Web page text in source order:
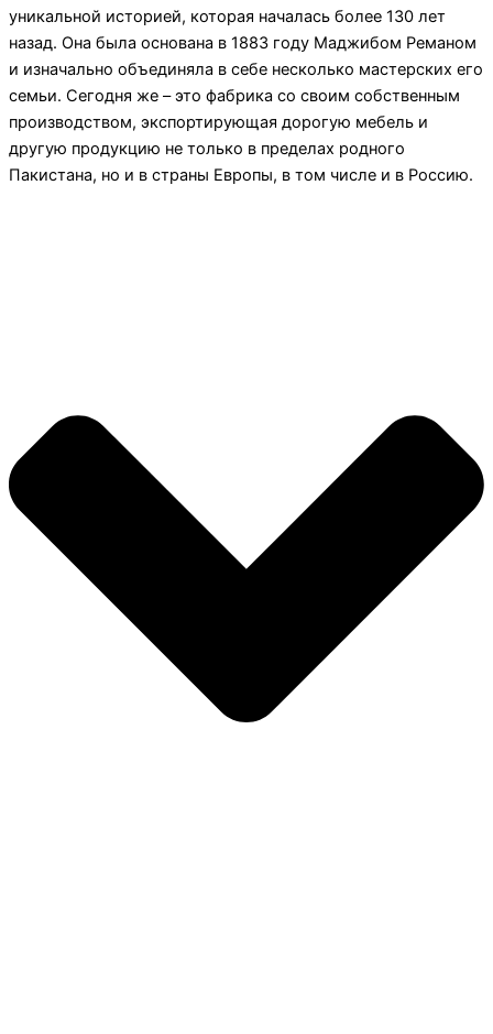
уникальной историей, которая началась более 130 лет
назад. Она была основана в 1883 году Маджибом Реманом
и изначально объединяла в себе несколько мастерских его
семьи. Сегодня же – это фабрика со своим собственным
производством, экспортирующая дорогую мебель и
другую продукцию не только в пределах родного
Пакистана, но и в страны Европы, в том числе и в Россию.